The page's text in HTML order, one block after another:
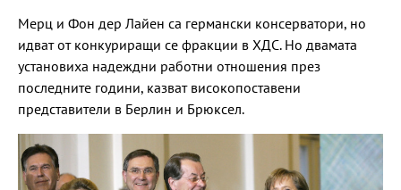
Мерц и Фон дер Лайен са германски консерватори, но
идват от конкуриращи се фракции в ХДС. Но двамата
установиха надеждни работни отношения през
последните години, казват високопоставени
представители в Берлин и Брюксел.